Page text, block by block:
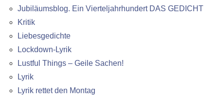
Jubiläumsblog. Ein Vierteljahrhundert DAS GEDICHT
Kritik
Liebesgedichte
Lockdown-Lyrik
Lustful Things – Geile Sachen!
Lyrik
Lyrik rettet den Montag